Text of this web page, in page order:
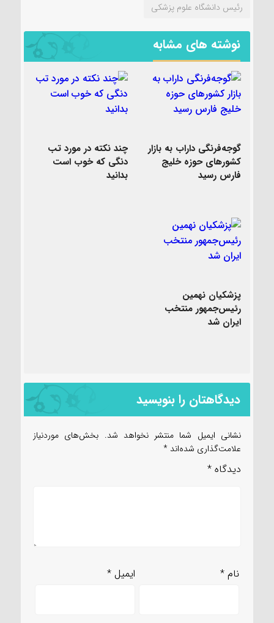
رئیس دانشگاه علوم پزشکی
نوشته های مشابه
گوجه‌فرنگی داراب به بازار
کشورهای حوزه خلیج
فارس رسید
چند نکته در مورد تب
دنگی که خوب است
بدانید
پزشکیان نهمین
رئیس‌جمهور منتخب
ایران شد
دیدگاهتان را بنویسید
نشانی ایمیل شما منتشر نخواهد شد. بخش‌های موردنیاز
علامت‌گذاری شده‌اند *
دیدگاه *
نام* ایمیل*